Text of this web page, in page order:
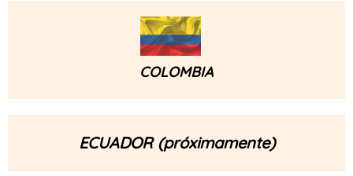
COLOMBIA
ECUADOR (próximamente)